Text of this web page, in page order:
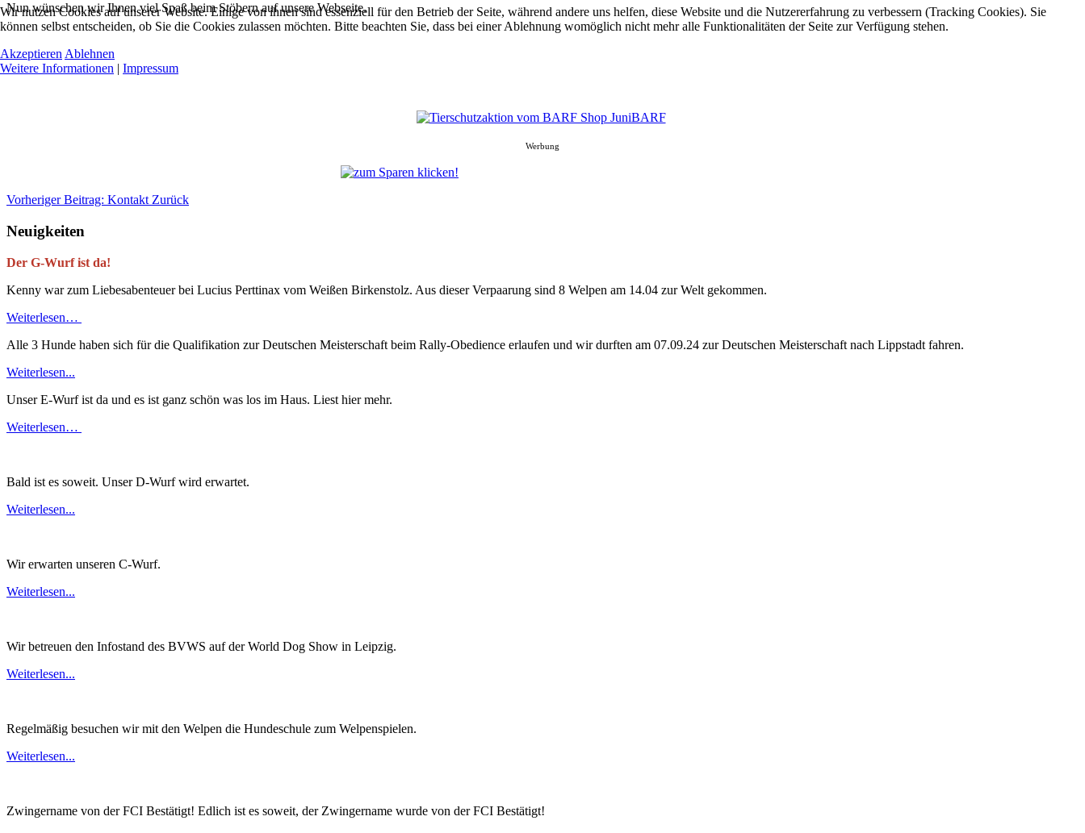
Nun wünschen wir Ihnen viel Spaß beim Stöbern auf unsere Webseite.
Werbung
Vorheriger Beitrag: Kontakt Zurück
Neuigkeiten
Der G-Wurf ist da!
Kenny war zum Liebesabenteuer bei Lucius Perttinax vom Weißen Birkenstolz. Aus dieser Verpaarung sind 8 Welpen am 14.04 zur Welt gekommen.
Weiterlesen…
Alle 3 Hunde haben sich für die Qualifikation zur Deutschen Meisterschaft beim Rally-Obedience erlaufen und wir durften am 07.09.24 zur Deutschen Meisterschaft nach Lippstadt fahren.
Weiterlesen...
Unser E-Wurf ist da und es ist ganz schön was los im Haus. Liest hier mehr.
Weiterlesen…
Bald ist es soweit. Unser D-Wurf wird erwartet.
Weiterlesen...
Wir erwarten unseren C-Wurf.
Weiterlesen...
Wir betreuen den Infostand des BVWS auf der World Dog Show in Leipzig.
Weiterlesen...
Regelmäßig besuchen wir mit den Welpen die Hundeschule zum Welpenspielen.
Weiterlesen...
Zwingername von der FCI Bestätigt! Edlich ist es soweit, der Zwingername wurde von der FCI Bestätigt!
Wir nutzen Cookies auf unserer Website. Einige von ihnen sind essenziell für den Betrieb der Seite, während andere uns helfen, diese Website und die Nutzererfahrung zu verbessern (Tracking Cookies). Sie
können selbst entscheiden, ob Sie die Cookies zulassen möchten. Bitte beachten Sie, dass bei einer Ablehnung womöglich nicht mehr alle Funktionalitäten der Seite zur Verfügung stehen.
Akzeptieren Ablehnen
Weitere Informationen | Impressum